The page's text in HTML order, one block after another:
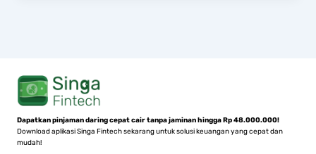
Dapatkan pinjaman daring cepat cair tanpa jaminan hingga Rp 48.000.000!
Download aplikasi Singa Fintech sekarang untuk solusi keuangan yang cepat dan
mudah!